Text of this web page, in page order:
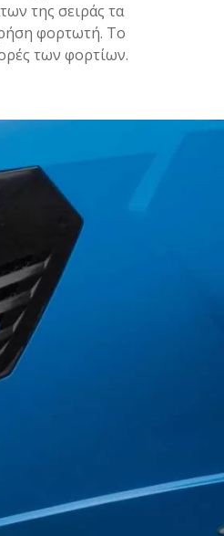
της σειράς τα
φορτωτή. Το
των φορτίων.